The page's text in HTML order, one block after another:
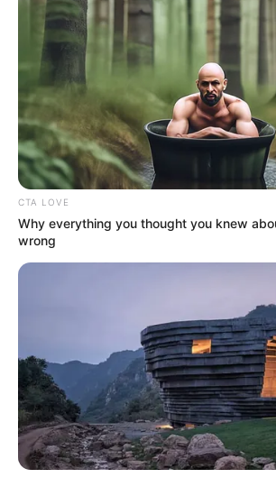
CTA LOVE
Why everything you thought you knew
wrong